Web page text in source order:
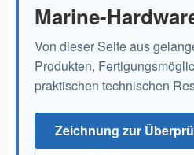
Marine-
Von dieser Seite aus
Produkten,
praktischen technischen
Zeichnung zur